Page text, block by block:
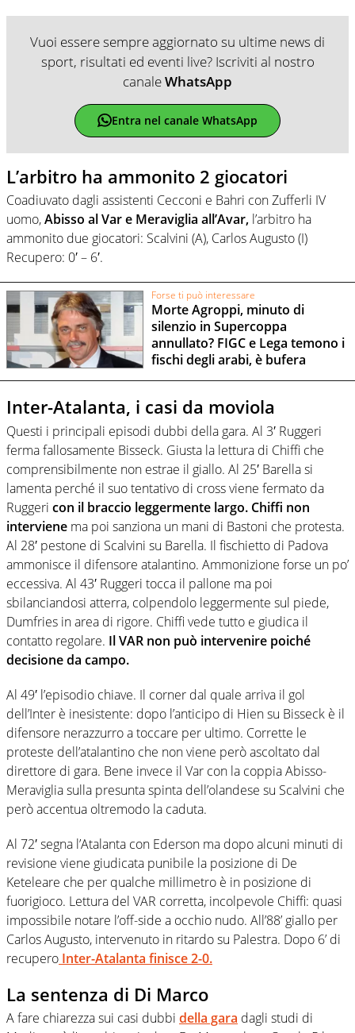
Vuoi essere sempre aggiornato su ultime news di
sport, risultati ed eventi live? Iscriviti al nostro
canaleWhatsApp
Entra nel canale WhatsApp
L’arbitro ha ammonito 2 giocatori
Coadiuvato dagli assistenti Cecconi e Bahri con Zufferli IV
uomo,Abisso al Var e Meraviglia all’Avar, l’arbitro ha
ammonito due giocatori: Scalvini (A), Carlos Augusto (I)
Recupero: 0′ – 6′.
Forse ti può interessare
Morte Agroppi, minuto di
silenzio in Supercoppa
annullato? FIGC e Lega temono i
fischi degli arabi, è bufera
Inter-Atalanta, i casi da moviola
Questi i principali episodi dubbi della gara. Al 3′ Ruggeri
ferma fallosamente Bisseck. Giusta la lettura di Chiffi che
comprensibilmente non estrae il giallo. Al 25′ Barella si
lamenta perché il suo tentativo di cross viene fermato da
Ruggeri con il braccio leggermente largo. Chiffi non
interviene ma poi sanziona un mani di Bastoni che protesta.
Al 28′ pestone di Scalvini su Barella. Il fischietto di Padova
ammonisce il difensore atalantino. Ammonizione forse un po’
eccessiva. Al 43′ Ruggeri tocca il pallone ma poi
sbilanciandosi atterra, colpendolo leggermente sul piede,
Dumfries in area di rigore. Chiffi vede tutto e giudica il
contatto regolare. Il VAR non può intervenire poiché
decisione da campo.
Al 49′ l’episodio chiave. Il corner dal quale arriva il gol
dell’Inter è inesistente: dopo l’anticipo di Hien su Bisseck è il
difensore nerazzurro a toccare per ultimo. Corrette le
proteste dell’atalantino che non viene però ascoltato dal
direttore di gara. Bene invece il Var con la coppia Abisso-
Meraviglia sulla presunta spinta dell’olandese su Scalvini che
però accentua oltremodo la caduta.
Al 72′ segna l’Atalanta con Ederson ma dopo alcuni minuti di
revisione viene giudicata punibile la posizione di De
Keteleare che per qualche millimetro è in posizione di
fuorigioco. Lettura del VAR corretta, incolpevole Chiffi: quasi
impossibile notare l’off-side a occhio nudo. All’88’ giallo per
Carlos Augusto, intervenuto in ritardo su Palestra. Dopo 6’ di
recupero Inter-Atalanta finisce 2-0.
La sentenza di Di Marco
A fare chiarezza sui casi dubbi della gara dagli studi di